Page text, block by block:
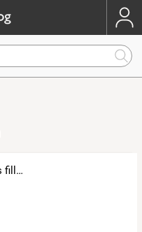
Un blog pour mes filles